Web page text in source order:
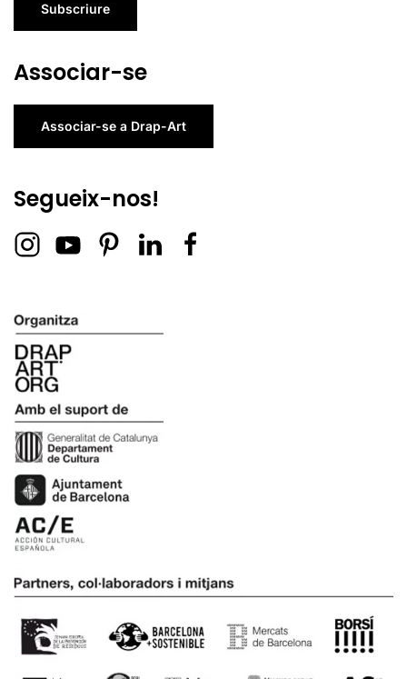
Subscriure
Associar-se
Associar-se a Drap-Art
Segueix-nos!